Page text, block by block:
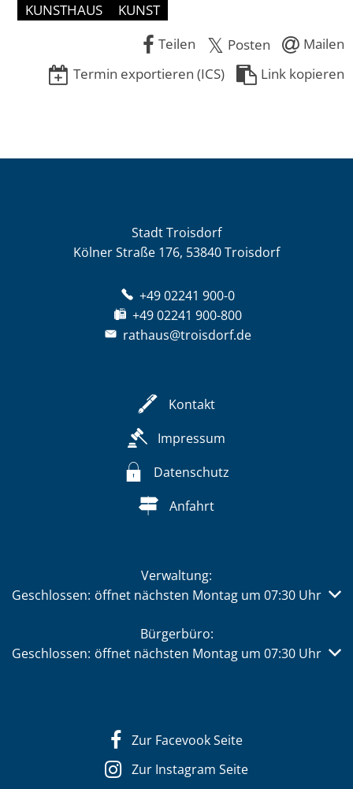
KUNSTHAUS
KUNST
Teilen
Posten
Mailen
Termin exportieren (ICS)
Link kopieren
Stadt Troisdorf
Kölner Straße 176, 53840 Troisdorf
+49 02241 900-0
+49 02241 900-800
rathaus@troisdorf.de
Kontakt
Impressum
Datenschutz
Anfahrt
Verwaltung:
Klicken, um weitere Öffnungs- oder Schließzeiten
Geschlossen: öffnet nächsten Montag um 07:30 Uhr
Bürgerbüro:
Klicken, um weitere Öffnungs- oder Schließzeiten
Geschlossen: öffnet nächsten Montag um 07:30 Uhr
Zur Facevook Seite
Zur Instagram Seite